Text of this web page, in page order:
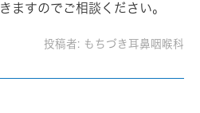
ますのでご相談ください。
投稿者: もちづき耳鼻咽喉科